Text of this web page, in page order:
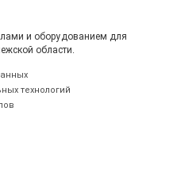
и оборудованием для
области.
технологий